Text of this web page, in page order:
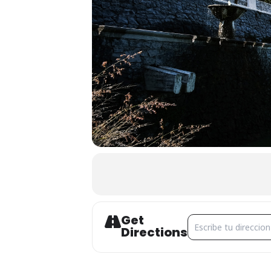
Get
Directions
Address -